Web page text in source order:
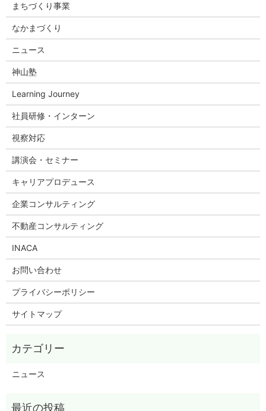
まちづくり事業
なかまづくり
ニュース
神山塾
Learning Journey
社員研修・インターン
視察対応
講演会・セミナー
キャリアプロデュース
企業コンサルティング
不動産コンサルティング
INACA
お問い合わせ
プライバシーポリシー
サイトマップ
ニュース